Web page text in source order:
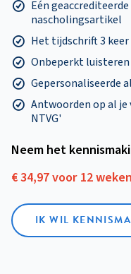
Eén
nascholingsartikel
Het tijdschrift 3 keer
Onbeperkt luisteren
Gepersonaliseerde
Antwoorden op al je
NTVG'
Neem het
€ 34,97 voor 12
IK WIL